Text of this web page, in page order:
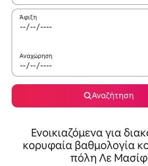
Άφιξη
Αναχώρηση
Αναζήτηση
Ενοικιαζόμενα για
κορυφαία βαθμολογία
πόλη Λε Μασίφ